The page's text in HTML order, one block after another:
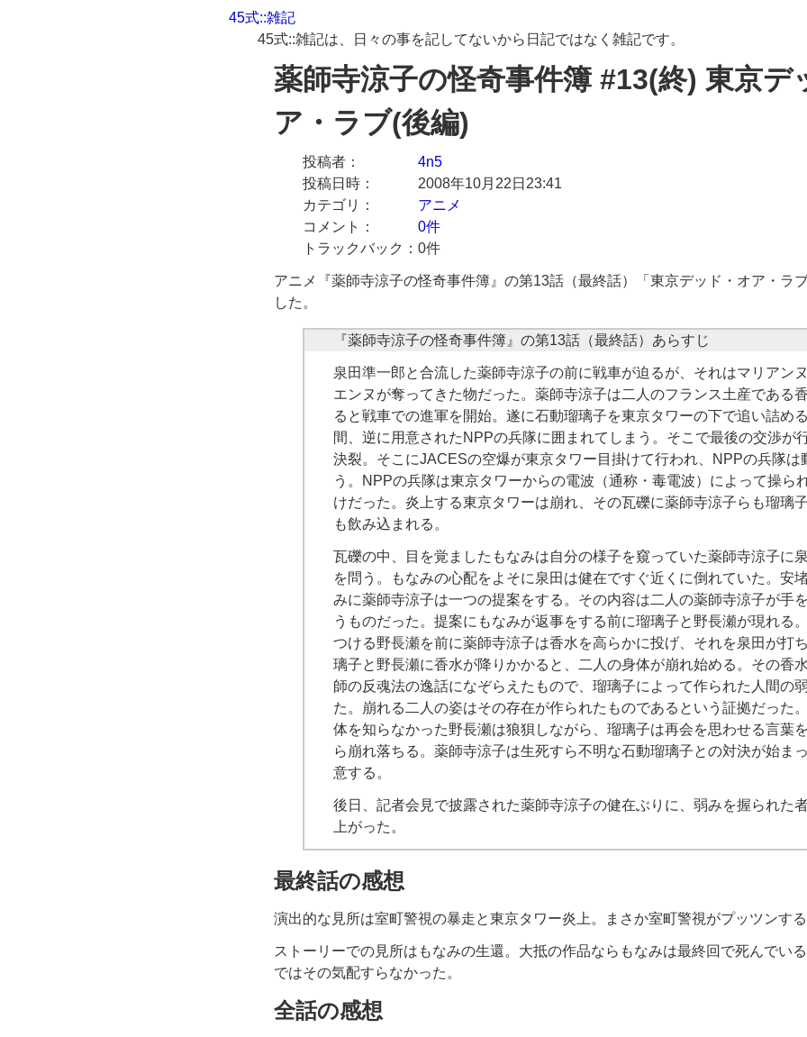
45式::雑記
45式::雑記は、日々の事を記してないから日記ではなく雑記です。
薬師寺涼子の怪奇事件簿 #13(終) 東京デ
ア・ラブ(後編)
投稿者
4n5
投稿日時
2008年10月22日23:41
カテゴリ
アニメ
コメント
0件
トラックバック
0件
アニメ 薬師寺涼子の怪奇事件簿
の第13話（最終話）「東京デッド・オア・ラ
した。
泉田準一郎と合流した薬師寺涼子の前に戦車が迫るが、それはマリアン
エンヌが奪ってきた物だった。薬師寺涼子は二人のフランス土産である
ると戦車での進軍を開始。遂に石動瑠璃子を東京タワーの下で追い詰め
間、逆に用意されたNPPの兵隊に囲まれてしまう。そこで最後の交渉が
決裂。そこにJACESの空爆が東京タワー目掛けて行われ、NPPの兵隊は
う。NPPの兵隊は東京タワーからの電波（通称・毒電波）によって操ら
けだった。炎上する東京タワーは崩れ、その瓦礫に薬師寺涼子らも瑠璃
も飲み込まれる。
瓦礫の中、目を覚ましたもなみは自分の様子を窺っていた薬師寺涼子に
を問う。もなみの心配をよそに泉田は健在ですぐ近くに倒れていた。安
みに薬師寺涼子は一つの提案をする。その内容は二人の薬師寺涼子が手
うものだった。提案にもなみが返事をする前に瑠璃子と野長瀬が現れる
つける野長瀬を前に薬師寺涼子は香水を高らかに投げ、それを泉田が打
璃子と野長瀬に香水が降りかかると、二人の身体が崩れ始める。その香
師の反魂法の逸話になぞらえたもので、瑠璃子によって作られた人間の
た。崩れる二人の姿はその存在が作られたものであるという証拠だった
体を知らなかった野長瀬は狼狽しながら、瑠璃子は再会を思わせる言葉
ら崩れ落ちる。薬師寺涼子は生死すら不明な石動瑠璃子との対決が始ま
意する。
後日、記者会見で披露された薬師寺涼子の健在ぶりに、弱みを握られた
上がった。
最終話の感想
演出的な見所は室町警視の暴走と東京タワー炎上。まさか室町警視がプッツンする
ストーリーでの見所はもなみの生還。大抵の作品ならもなみは最終回で死んでい
ではその気配すらなかった。
全話の感想